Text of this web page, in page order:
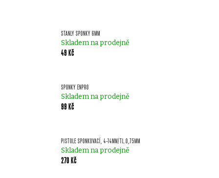
STANLY SPONKY 6MM
Skladem na prodejně
49 Kč
SPONKY ENPRO
Skladem na prodejně
99 Kč
PISTOLE SPONKOVACÍ, 4-14MM/TL.0,75MM
Skladem na prodejně
270 Kč